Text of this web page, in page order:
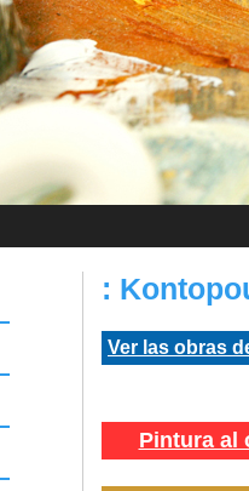
:
Ver las obras
Pintura al